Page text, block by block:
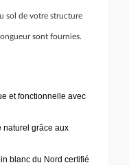
sol de votre structure
sont fournies.
et fonctionnelle avec
naturel grâce aux
blanc du Nord certifié